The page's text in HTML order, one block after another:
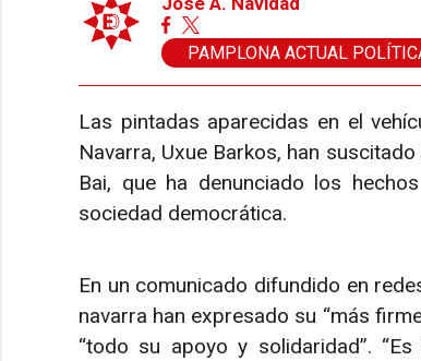
PAMPLONA ACTUAL
Las pintadas aparecidas en el
Navarra, Uxue Barkos, han
Bai, que ha denunciado los
sociedad democrática.
En un comunicado difundido en
navarra han expresado su “más
“todo su apoyo y solidaridad”.